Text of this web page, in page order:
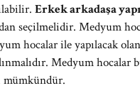
Erkek arkadaşa
seçilmelidir. Medyum
hocalar ile yapılacak
Medyum
mümkündür.